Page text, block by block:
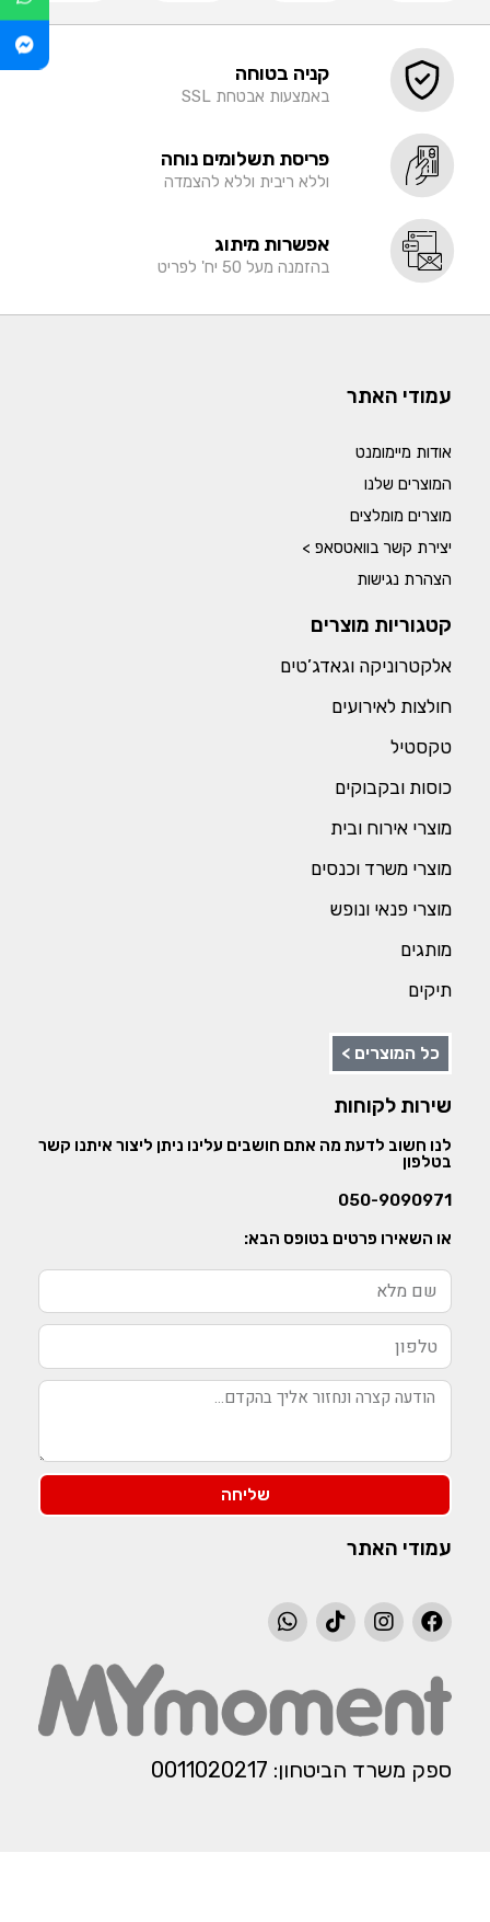
קניה בטוחה
באמצעות אבטחת SSL
פריסת תשלומים נוחה
וללא ריבית וללא להצמדה
אפשרות מיתוג
בהזמנה מעל 50 יח' לפריט
עמודי האתר
אודות מיימומנט
המוצרים שלנו
מוצרים מומלצים
יצירת קשר בוואטסאפ >
הצהרת נגישות
קטגוריות מוצרים
אלקטרוניקה וגאדג’טים
חולצות לאירועים
טקסטיל
כוסות ובקבוקים
מוצרי אירוח ובית
מוצרי משרד וכנסים
מוצרי פנאי ונופש
מותגים
תיקים
כל המוצרים >
שירות לקוחות
לנו חשוב לדעת מה אתם חושבים עלינו ניתן ליצור איתנו קשר
בטלפון
050-9090971
או השאירו פרטים בטופס הבא:
שליחה
עמודי האתר
ספק משרד הביטחון: 0011020217​​